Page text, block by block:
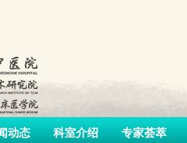
动态 科室介绍 专家荟萃